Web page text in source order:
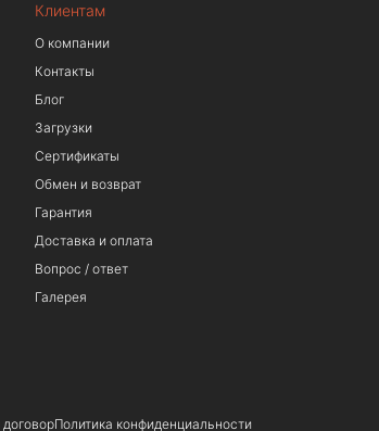
Клиентам
О компании
Контакты
Блог
Загрузки
Сертификаты
Обмен и возврат
Гарантия
Доставка и оплата
Вопрос / ответ
Галерея
Политика конфиденциальности